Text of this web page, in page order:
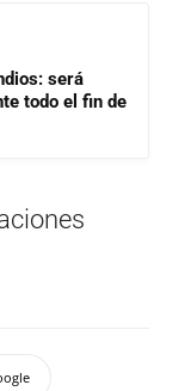
será
todo el fin de